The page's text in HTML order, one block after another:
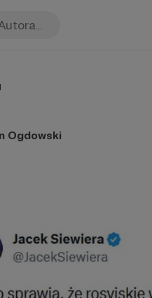
Ogdowski